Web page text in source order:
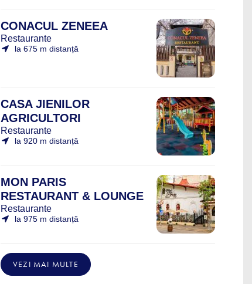
CONACUL ZENEEA
Restaurante
la 675 m distanță
CASA JIENILOR
AGRICULTORI
Restaurante
la 920 m distanță
MON PARIS
RESTAURANT & LOUNGE
Restaurante
la 975 m distanță
VEZI MAI MULTE